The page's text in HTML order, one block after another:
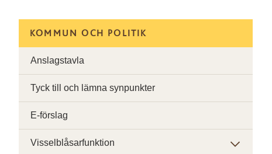
KOMMUN OCH POLITIK
Anslagstavla
Tyck till och lämna synpunkter
E-förslag
Visselblåsarfunktion